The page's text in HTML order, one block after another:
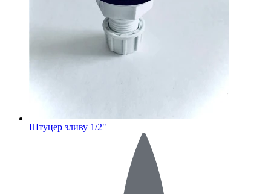
Штуцер зливу 1/2"